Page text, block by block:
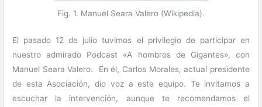
Fig. 1. Manuel Seara Valero (Wikipedia).
El pasado 12 de julio tuvimos el privilegio de participar en
nuestro admirado Podcast «A hombros de Gigantes», con
Manuel Seara Valero. En él, Carlos Morales, actual presidente
de esta Asociación, dio voz a este equipo. Te invitamos a
escuchar la intervención, aunque te recomendamos el